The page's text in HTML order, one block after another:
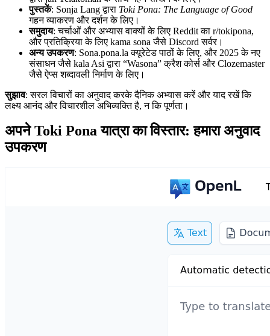
पुस्तकें: Sonja Lang द्वारा Toki Pona: The Language of Good
गहन व्याकरण और दर्शन के लिए।
समुदाय: चर्चाओं और अभ्यास वाक्यों के लिए Reddit का r/tokipona,
और प्रतिक्रिया के लिए kama sona जैसे Discord सर्वर।
अन्य उपकरण: Sona.pona.la क्यूरेटेड पाठों के लिए, और 2025 के नए
संसाधन जैसे kala Asi द्वारा “Wasona” क्रैश कोर्स और Clozemaster
जैसे ऐप्स शब्दावली निर्माण के लिए।
सुझाव: सरल विचारों का अनुवाद करके दैनिक अभ्यास करें और याद रखें कि
लक्ष्य आनंद और विचारशील अभिव्यक्ति है, न कि पूर्णता।
अपने Toki Pona यात्रा का विस्तार: हमारा अनुवाद
उपकरण